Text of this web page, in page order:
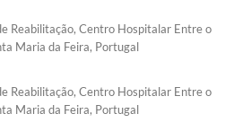
Reabilitação, Centro Hospitalar Entre o
Maria da Feira, Portugal
Reabilitação, Centro Hospitalar Entre o
Maria da Feira, Portugal